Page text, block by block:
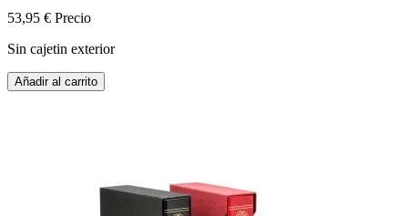
53,95 € Precio
Sin cajetin exterior
Añadir al carrito